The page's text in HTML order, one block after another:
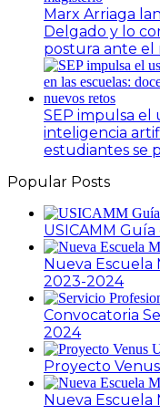
Marx Arriaga
Delgado y lo
postura ante el
SEP impulsa el
inteligencia
estudiantes se
Popular Posts
USICAMM
Nueva Escuela
2023-2024
Convocatoria
2024
Proyecto
Nueva Escuela